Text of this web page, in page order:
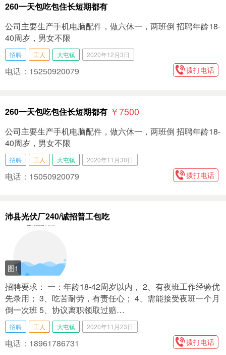
260一天包吃包住长短期都有
公司主要生产手机电脑配件，做六休一，两班倒 招聘年龄18-
40周岁，男女不限
招聘 工人 大屯镇 2020年12月3日
电话：15250920079 拨打电话
260一天包吃包住长短期都有 ￥7500
公司主要生产手机电脑配件，做六休一，两班倒 招聘年龄18-
40周岁，男女不限
招聘 工人 大屯镇 2020年11月30日
电话：15050920079 拨打电话
沛县光伏厂240/诚招普工包吃
图1
招聘要求： 一：年龄18-42周岁以内， 2、有夜班工作经验优
先录用； 3、吃苦耐劳，有责任心； 4、需能接受夜班一个月
倒一次班 5、协议离职领取过赔…
招聘 工人 大屯镇 2020年11月23日
电话：18961786731 拨打电话